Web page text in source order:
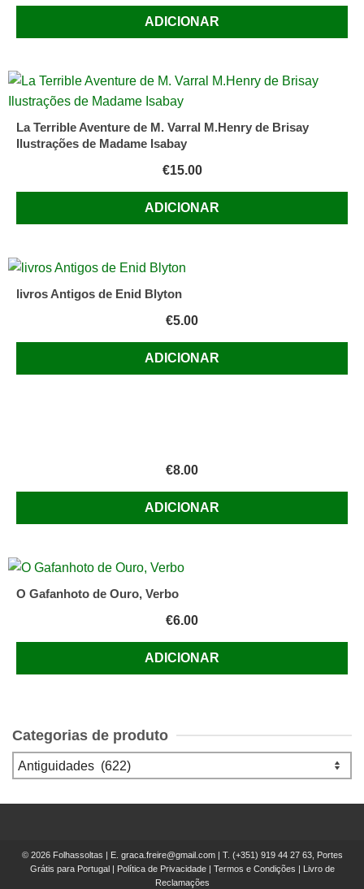
ADICIONAR
La Terrible Aventure de M. Varral M.Henry de Brisay
Ilustrações de Madame Isabay
€15.00
ADICIONAR
livros Antigos de Enid Blyton
€5.00
ADICIONAR
€8.00
ADICIONAR
O Gafanhoto de Ouro, Verbo
€6.00
ADICIONAR
Categorias de produto
© 2026 Folhassoltas | E. graca.freire@gmail.com| T. (+351) 919 44 27 63, Portes
Grátis para Portugal
Política de Privacidade| Termos e Condições
Livro de
Reclamações